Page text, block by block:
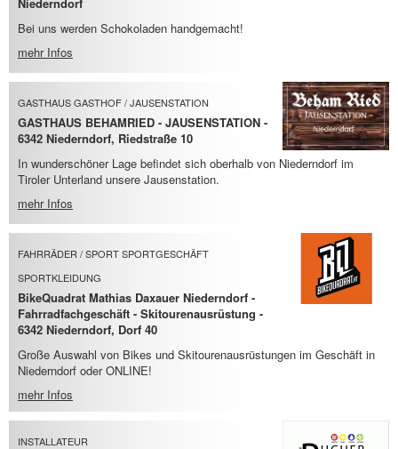
Bei uns werden Schokoladen handgemacht!
mehr Infos
GASTHAUS GASTHOF / JAUSENSTATION
GASTHAUS BEHAMRIED - JAUSENSTATION -
6342 Niederndorf, Riedstraße 10
In wunderschöner Lage befindet sich oberhalb von Niederndorf im
Tiroler Unterland unsere Jausenstation.
mehr Infos
FAHRRÄDER / SPORT SPORTGESCHÄFT
SPORTKLEIDUNG
BikeQuadrat Mathias Daxauer Niederndorf -
Fahrradfachgeschäft - Skitourenausrüstung -
6342 Niederndorf, Dorf 40
Große Auswahl von Bikes und Skitourenausrüstungen im Geschäft in
Niederndorf oder ONLINE!
mehr Infos
INSTALLATEUR